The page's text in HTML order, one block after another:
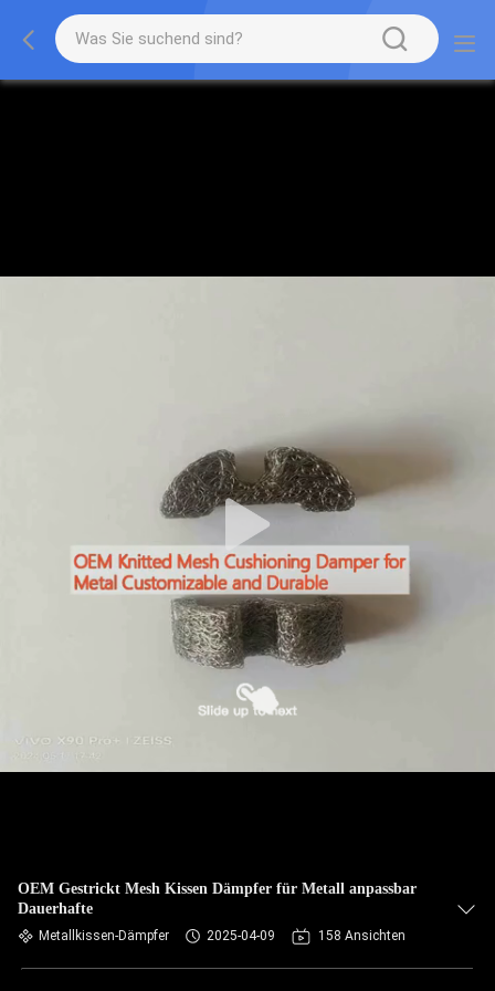
OEM Gestrickt Mesh Kissen Dämpfer für Metall anpassbar
Dauerhafte
Metallkissen-Dämpfer 2025-04-09 158 Ansichten